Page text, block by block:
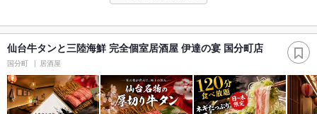
仙台牛タンと三陸海鮮 完全個室居酒屋 伊達の宴 国分町店
国分町 居酒屋